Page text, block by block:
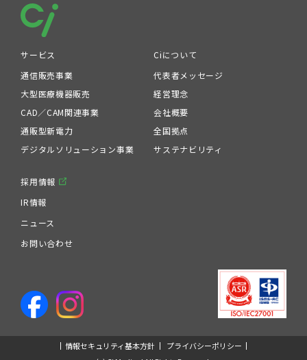
サービス
通信販売事業
大型医療機器販売
CAD／CAM関連事業
通販型新電力
デジタルソリューション事業
Ciについて
代表者メッセージ
経営理念
会社概要
全国拠点
サステナビリティ
採用情報
IR情報
ニュース
お問い合わせ
情報セキュリティ基本方針
プライバシーポリシー